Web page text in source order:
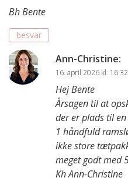
Bh Bente
besvar
Ann-Christine:
16. april 2026 kl. 16:32
Hej Bente
Årsagen til at
der er plads til
1 håndfuld
ikke store
meget godt med
Kh Ann-Christine